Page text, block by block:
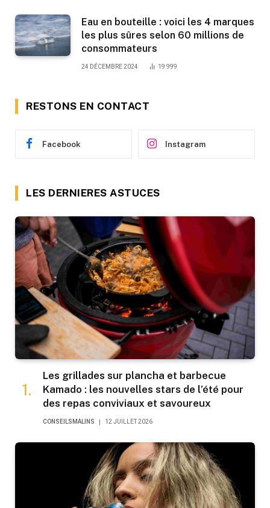
Eau en bouteille : voici les 4 marques
les plus sûres selon 60 millions de
consommateurs
24 DÉCEMBRE 2024 19 999
RESTONS EN CONTACT
Facebook Instagram
LES DERNIERES ASTUCES
Les grillades sur plancha et barbecue
Kamado : les nouvelles stars de l’été pour
des repas conviviaux et savoureux
CONSEILSMALINS 12 JUILLET 2026